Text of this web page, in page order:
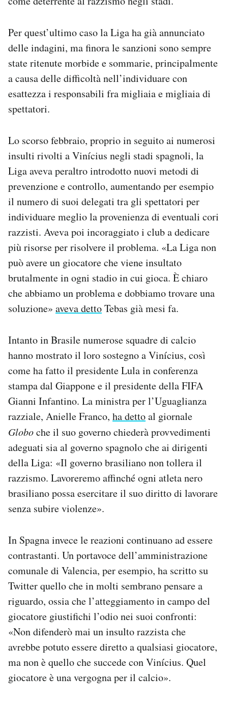
Per quest’ultimo caso la Liga ha già annunciato
delle indagini, ma finora le sanzioni sono sempre
state ritenute morbide e sommarie, principalmente
a causa delle difficoltà nell’individuare con
esattezza i responsabili fra migliaia e migliaia di
spettatori.
Lo scorso febbraio, proprio in seguito ai numerosi
insulti rivolti a Vinícius negli stadi spagnoli, la
Liga aveva peraltro introdotto nuovi metodi di
prevenzione e controllo, aumentando per esempio
il numero di suoi delegati tra gli spettatori per
individuare meglio la provenienza di eventuali cori
razzisti. Aveva poi incoraggiato i club a dedicare
più risorse per risolvere il problema. «La Liga non
può avere un giocatore che viene insultato
brutalmente in ogni stadio in cui gioca. È chiaro
che abbiamo un problema e dobbiamo trovare una
soluzione» aveva dettoTebas già mesi fa.
Intanto in Brasile numerose squadre di calcio
hanno mostrato il loro sostegno a Vinícius, così
come ha fatto il presidente Lula in conferenza
stampa dal Giappone e il presidente della FIFA
Gianni Infantino. La ministra per l’Uguaglianza
razziale, Anielle Franco, ha dettoal giornale
Globoche il suo governo chiederà provvedimenti
adeguati sia al governo spagnolo che ai dirigenti
della Liga: «Il governo brasiliano non tollera il
razzismo. Lavoreremo affinché ogni atleta nero
brasiliano possa esercitare il suo diritto di lavorare
senza subire violenze».
In Spagna invece le reazioni continuano ad essere
contrastanti. Un portavoce dell’amministrazione
comunale di Valencia, per esempio, ha scritto su
Twitter quello che in molti sembrano pensare a
riguardo, ossia che l’atteggiamento in campo del
giocatore giustifichi l’odio nei suoi confronti:
«Non difenderò mai un insulto razzista che
avrebbe potuto essere diretto a qualsiasi giocatore,
ma non è quello che succede con Vinícius. Quel
giocatore è una vergogna per il calcio».